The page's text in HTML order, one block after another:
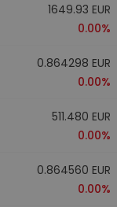
1649.93 EUR
0.00%
0.864298 EUR
0.00%
511.480 EUR
0.00%
0.864560 EUR
0.00%